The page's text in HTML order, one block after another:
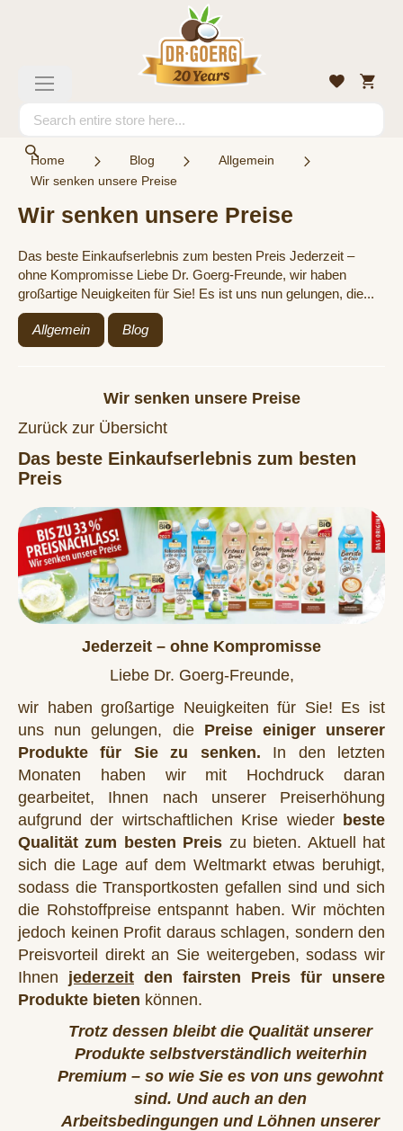
Search
Wishlist
My
Cart
Home Blog
Allgemein
Wir senken unsere Preise
Wir senken unsere Preise
Das beste Einkaufserlebnis zum besten Preis Jederzeit –
ohne Kompromisse Liebe Dr. Goerg-Freunde, wir haben
großartige Neuigkeiten für Sie! Es ist uns nun gelungen, die...
Allgemein Blog
Wir senken unsere Preise
Zurück zur Übersicht
Das beste Einkaufserlebnis zum besten
Preis
Jederzeit – ohne Kompromisse
Liebe Dr. Goerg-Freunde,
wir haben großartige Neuigkeiten für Sie! Es ist
uns nun gelungen, die Preise einiger unserer
Produkte für Sie zu senken. In den letzten
Monaten haben wir mit Hochdruck daran
gearbeitet, Ihnen nach unserer Preiserhöhung
aufgrund der wirtschaftlichen Krise wieder beste
Qualität zum besten Preis zu bieten. Aktuell hat
sich die Lage auf dem Weltmarkt etwas beruhigt,
sodass die Transportkosten gefallen sind und sich
die Rohstoffpreise entspannt haben. Wir möchten
jedoch keinen Profit daraus schlagen, sondern den
Preisvorteil direkt an Sie weitergeben, sodass wir
Ihnen jederzeit den fairsten Preis für unsere
Produkte bieten können.
Trotz dessen bleibt die Qualität unserer
Produkte selbstverständlich weiterhin
Premium – so wie Sie es von uns gewohnt
sind. Und auch an den
Arbeitsbedingungen und Löhnen unserer